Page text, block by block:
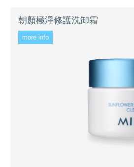
朝顏極淨修護洗卸霜
more info